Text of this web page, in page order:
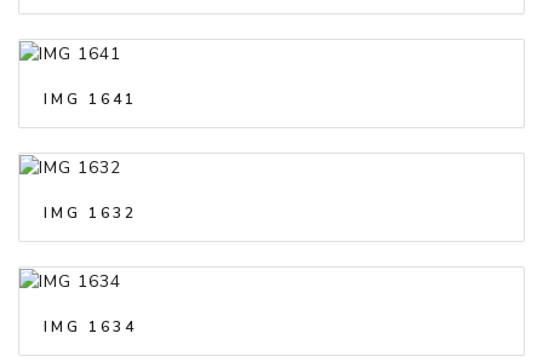
IMG 1641
IMG 1632
IMG 1634